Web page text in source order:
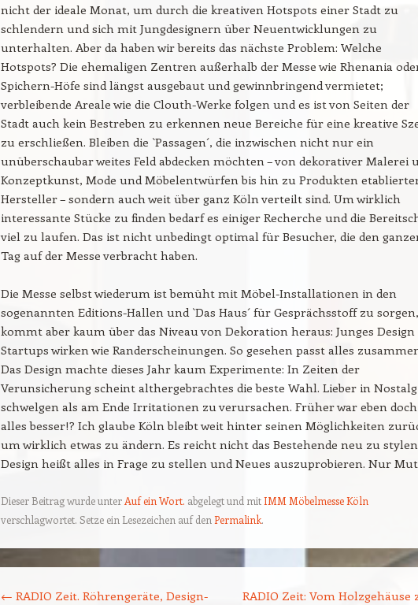
nicht der ideale Monat, um durch die kreativen Hotspots einer Stadt zu
schlendern und sich mit Jungdesignern über Neuentwicklungen zu
unterhalten. Aber da haben wir bereits das nächste Problem: Welche
Hotspots? Die ehemaligen Zentren außerhalb der Messe wie Rhenania
Spichern-Höfe sind längst ausgebaut und gewinnbringend vermietet;
verbleibende Areale wie die Clouth-Werke folgen und es ist von Seiten der
Stadt auch kein Bestreben zu erkennen neue Bereiche für eine kreative
zu erschließen. Bleiben die `Passagen´, die inzwischen nicht nur ein
unüberschaubar weites Feld abdecken möchten – von dekorativer Malerei
Konzeptkunst, Mode und Möbelentwürfen bis hin zu Produkten
Hersteller – sondern auch weit über ganz Köln verteilt sind. Um wirklich
interessante Stücke zu finden bedarf es einiger Recherche und die
viel zu laufen. Das ist nicht unbedingt optimal für Besucher, die den
Tag auf der Messe verbracht haben.
Die Messe selbst wiederum ist bemüht mit Möbel-Installationen in den
sogenannten Editions-Hallen und `Das Haus´ für Gesprächsstoff zu
kommt aber kaum über das Niveau von Dekoration heraus: Junges
Startups wirken wie Randerscheinungen. So gesehen passt alles
Das Design machte dieses Jahr kaum Experimente: In Zeiten der
Verunsicherung scheint althergebrachtes die beste Wahl. Lieber in
schwelgen als am Ende Irritationen zu verursachen. Früher war eben doch
alles besser!? Ich glaube Köln bleibt weit hinter seinen Möglichkeiten
um wirklich etwas zu ändern. Es reicht nicht das Bestehende neu zu
Design heißt alles in Frage zu stellen und Neues auszuprobieren. Nur
Dieser Beitrag wurde unterAuf ein Wort. abgelegt und mitIMM Möbelmesse Köln
verschlagwortet. Setze ein Lesezeichen auf denPermalink.
← RADIO Zeit. Röhrengeräte, Design-
RADIO Zeit: Vom Holzgehäuse